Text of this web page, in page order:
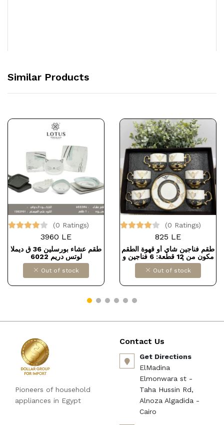
Similar Products
(0 Ratings)
3960 LE
طقم عشاء بورسلين 36 ق ديملا
لوتس دريم 6022
Out of stock
(0 Ratings)
825 LE
طقم فناجين شاي أو قهوة الطقم
مكون من 12 قطعة: 6 فناجين و
6 أطباق صغيرة
Out of stock
Pioneers of household
appliances in Egypt
Contact Us
Get Directions
ElMadina
Elmonwara st -
Taha Hussin Rd,
Alnoza Algadida -
Cairo